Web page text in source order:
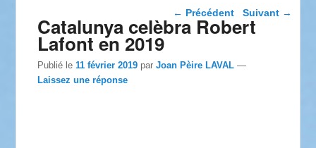
Navigation dans les
← Précédent Suivant →
Catalunya celèbra Robert
Lafont en 2019
Publié le11 février 2019 parJoan Pèire LAVAL —
Laissez une réponse